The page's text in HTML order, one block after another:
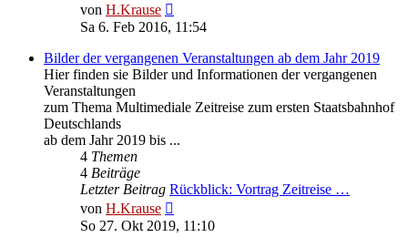
von H.Krause
Beitrag
Sa 6. Feb 2016, 11:54
Bilder der vergangenen Veranstaltungen ab dem Jahr 2019
Hier finden sie Bilder und Informationen der vergangenen
Veranstaltungen
zum Thema Multimediale Zeitreise zum ersten Staatsbahnhof
Deutschlands
ab dem Jahr 2019 bis ...
4 Themen
4 Beiträge
Letzter Beitrag Rückblick: Vortrag Zeitreise …
von H.Krause
Beitrag
So 27. Okt 2019, 11:10